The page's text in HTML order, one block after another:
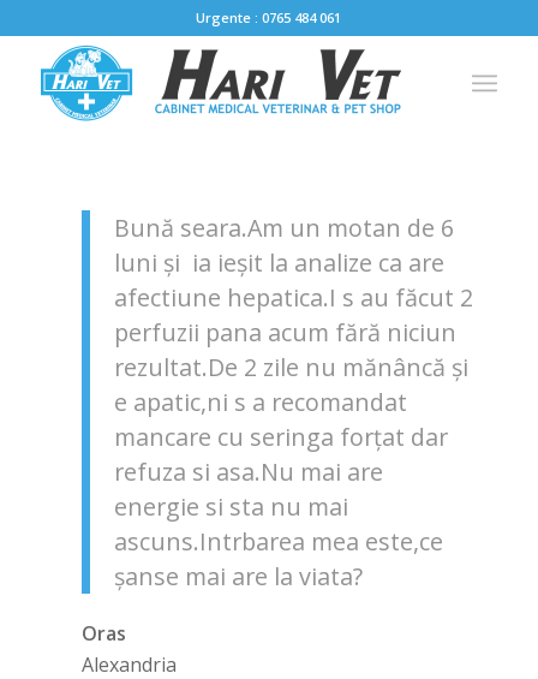
Urgente : 0765 484 061
Bună seara.Am un motan de 6
luni și ia ieșit la analize ca are
afectiune hepatica.I s au făcut 2
perfuzii pana acum fără niciun
rezultat.De 2 zile nu mănâncă și
e apatic,ni s a recomandat
mancare cu seringa forțat dar
refuza si asa.Nu mai are
energie si sta nu mai
ascuns.Intrbarea mea este,ce
șanse mai are la viata?
Oras
Alexandria